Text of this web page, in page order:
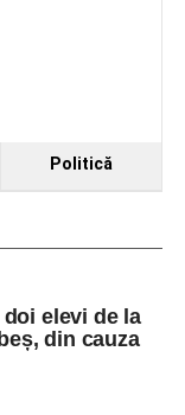
Politică
elevi de la
din cauza